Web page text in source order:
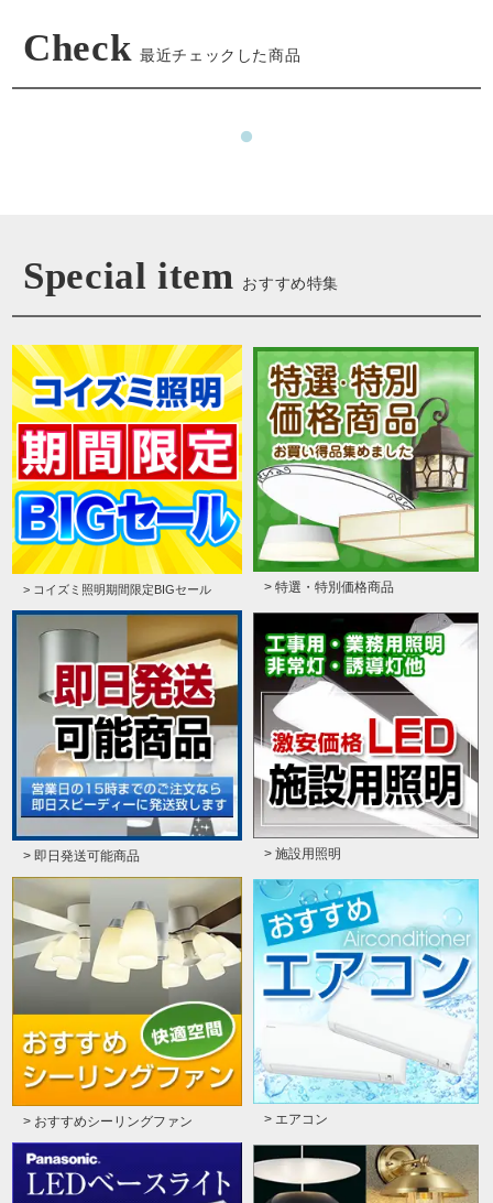
Check 最近チェックした商品
Special item おすすめ特集
> コイズミ照明期間限定BIGセール > 特選・特別価格商品
> 即日発送可能商品 > 施設用照明
> おすすめシーリングファン > エアコン